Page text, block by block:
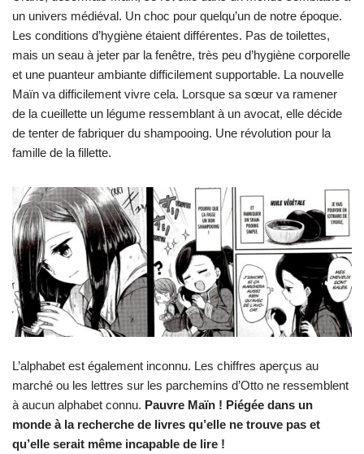
un univers médiéval. Un choc pour quelqu’un de notre époque.
Les conditions d’hygiène étaient différentes. Pas de toilettes,
mais un seau à jeter par la fenêtre, très peu d’hygiène corporelle
et une puanteur ambiante difficilement supportable. La nouvelle
Maïn va difficilement vivre cela. Lorsque sa sœur va ramener
de la cueillette un légume ressemblant à un avocat, elle décide
de tenter de fabriquer du shampooing. Une révolution pour la
famille de la fillette.
L’alphabet est également inconnu. Les chiffres aperçus au
marché ou les lettres sur les parchemins d’Otto ne ressemblent
à aucun alphabet connu. Pauvre Maïn ! Piégée dans un
monde à la recherche de livres qu’elle ne trouve pas et
qu’elle serait même incapable de lire !